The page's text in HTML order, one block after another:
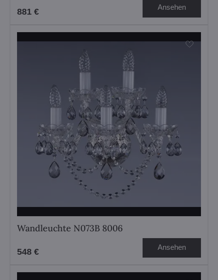
881 € Ansehen
Wandleuchte N073B 8006
548 € Ansehen